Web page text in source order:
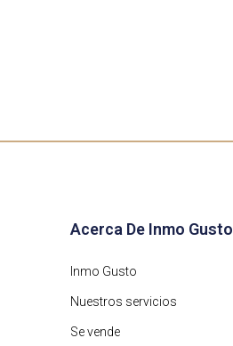
Acerca De Inmo Gusto
Inmo Gusto
Nuestros servicios
Se vende